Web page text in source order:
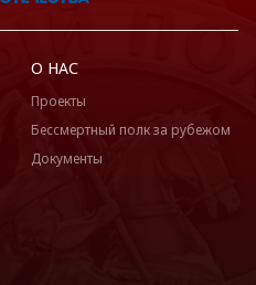
О НАС
Проекты
Бессмертный полк за рубежом
Документы